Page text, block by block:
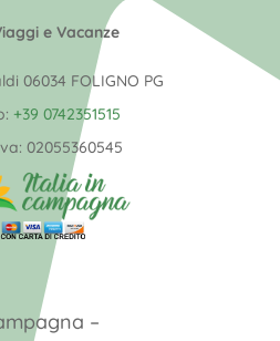
e Vacanze
06034 FOLIGNO PG
+39 0742351515
02055360545
–